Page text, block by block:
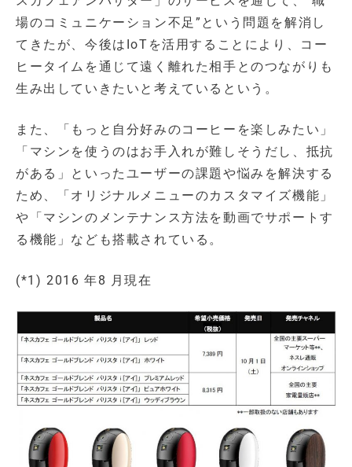
場のコミュニケーション不足”という問題を解消し
てきたが、今後はIoTを活用することにより、コー
ヒータイムを通じて遠く離れた相手とのつながりも
生み出していきたいと考えているという。
また、「もっと自分好みのコーヒーを楽しみたい」
「マシンを使うのはお手入れが難しそうだし、抵抗
がある」といったユーザーの課題や悩みを解決する
ため、「オリジナルメニューのカスタマイズ機能」
や「マシンのメンテナンス方法を動画でサポートす
る機能」なども搭載されている。
(*1) 2016 年8 月現在